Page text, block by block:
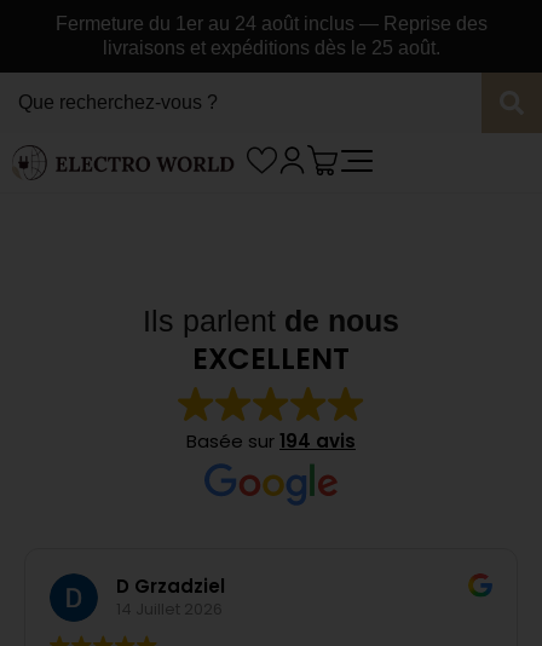
Fermeture du 1er au 24 août inclus — Reprise des
livraisons et expéditions dès le 25 août.
Ils parlent de nous
EXCELLENT
Basée sur194 avis
D Grzadziel